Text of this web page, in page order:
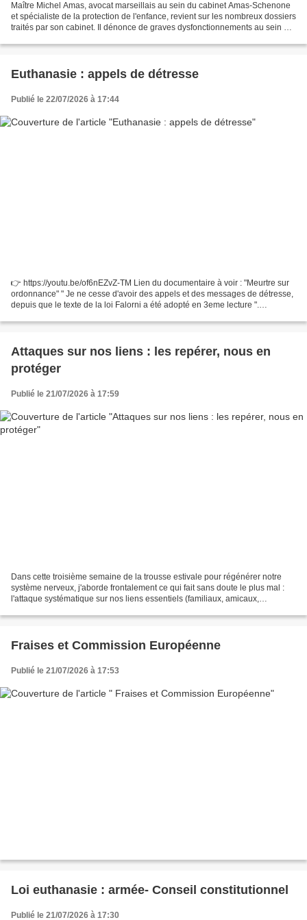
Maître Michel Amas, avocat marseillais au sein du cabinet Amas-Schenone
et spécialiste de la protection de l'enfance, revient sur les nombreux dossiers
traités par son cabinet. Il dénonce de graves dysfonctionnements au sein de
Euthanasie : appels de détresse
Publié le 22/07/2026 à 17:44
👉 https://youtu.be/of6nEZvZ-TM Lien du documentaire à voir : "Meurtre sur
ordonnance" " Je ne cesse d'avoir des appels et des messages de détresse,
depuis que le texte de la loi Falorni a été adopté en 3eme lecture ".
Attaques sur nos liens : les repérer, nous en
protéger
Publié le 21/07/2026 à 17:59
Dans cette troisième semaine de la trousse estivale pour régénérer notre
système nerveux, j'aborde frontalement ce qui fait sans doute le plus mal :
l'attaque systématique sur nos liens essentiels (familiaux, amicaux,
Fraises et Commission Européenne
Publié le 21/07/2026 à 17:53
Loi euthanasie : armée- Conseil constitutionnel
Publié le 21/07/2026 à 17:30